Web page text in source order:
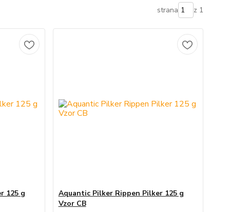
strana z 1
125 g
Aquantic Pilker Rippen Pilker 125 g
Vzor CB